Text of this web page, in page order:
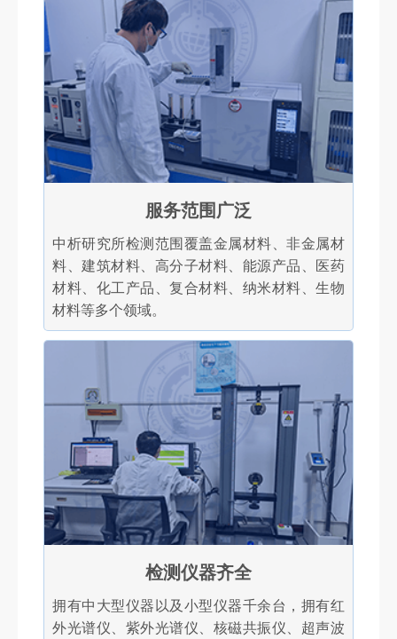
服务范围广泛
中析研究所检测范围覆盖金属材料、非金属材
料、建筑材料、高分子材料、能源产品、医药
材料、化工产品、复合材料、纳米材料、生物
材料等多个领域。
检测仪器齐全
拥有中大型仪器以及小型仪器千余台，拥有红
外光谱仪、紫外光谱仪、核磁共振仪、超声波